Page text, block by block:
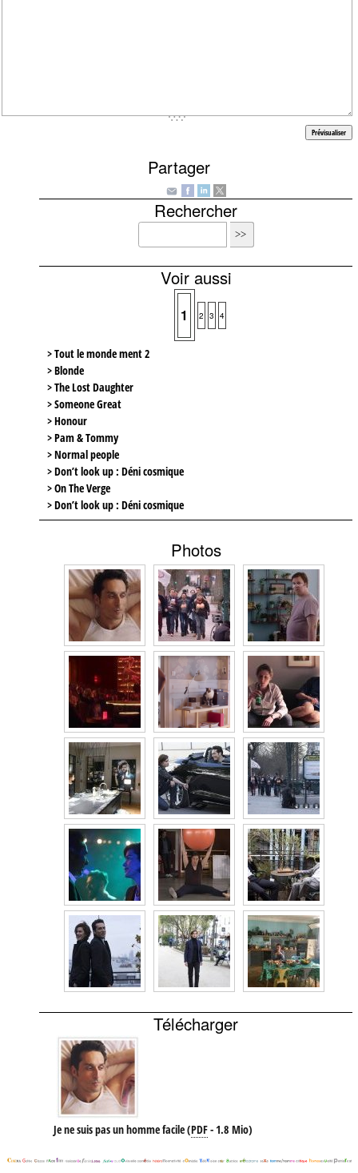
Partager
Rechercher
Voir aussi
1 2 3 4
> Tout le monde ment 2
> Blonde
> The Lost Daughter
> Someone Great
> Honour
> Pam & Tommy
> Normal people
> Don’t look up : Déni cosmique
> On The Verge
> Don’t look up : Déni cosmique
Photos
Télécharger
Je ne suis pas un homme facile(PDF-1.8 Mio)